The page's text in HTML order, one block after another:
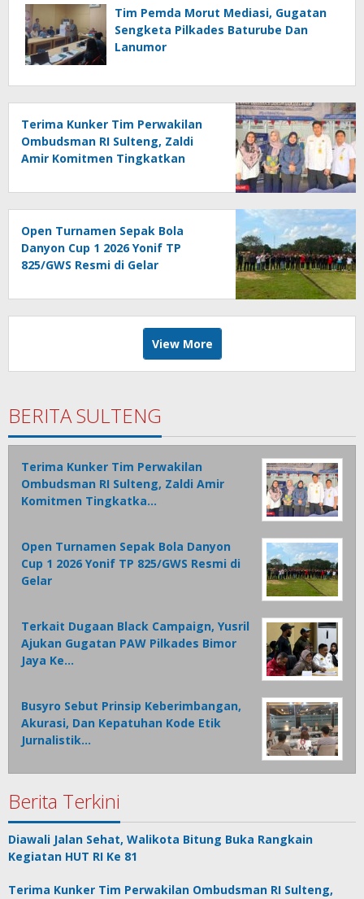
Tim Pemda Morut Mediasi, Gugatan
Sengketa Pilkades Baturube Dan
Lanumor
Terima Kunker Tim Perwakilan
Ombudsman RI Sulteng, Zaldi
Amir Komitmen Tingkatkan
Akuntabel Bebas Mal
Administrasi
Open Turnamen Sepak Bola
Danyon Cup 1 2026 Yonif TP
825/GWS Resmi di Gelar
View More
BERITA SULTENG
Terima Kunker Tim Perwakilan
Ombudsman RI Sulteng, Zaldi Amir
Komitmen Tingkatka…
Open Turnamen Sepak Bola Danyon
Cup 1 2026 Yonif TP 825/GWS Resmi di
Gelar
Terkait Dugaan Black Campaign, Yusril
Ajukan Gugatan PAW Pilkades Bimor
Jaya Ke…
Busyro Sebut Prinsip Keberimbangan,
Akurasi, Dan Kepatuhan Kode Etik
Jurnalistik…
Berita Terkini
Diawali Jalan Sehat, Walikota Bitung Buka Rangkain
Kegiatan HUT RI Ke 81
Terima Kunker Tim Perwakilan Ombudsman RI Sulteng,